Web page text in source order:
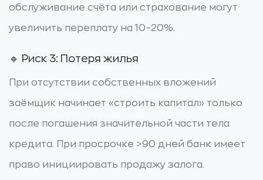
обслуживание счёта или страхование могут
увеличить переплату на 10–20%.
🔹 Риск 3: Потеря жилья
При отсутствии собственных вложений
заёмщик начинает «строить капитал» только
после погашения значительной части тела
кредита. При просрочке >90 дней банк имеет
право инициировать продажу залога.